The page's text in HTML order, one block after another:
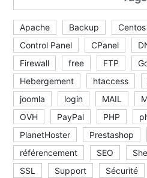
Apache Backup Centos
Control Panel
CPanel
Firewall
free FTP
Hebergement
htaccess
joomla
login MAIL
OVH
PayPal PHP
PlanetHoster
Prestashop
référencement
SEO
SSL
Support Sécurité